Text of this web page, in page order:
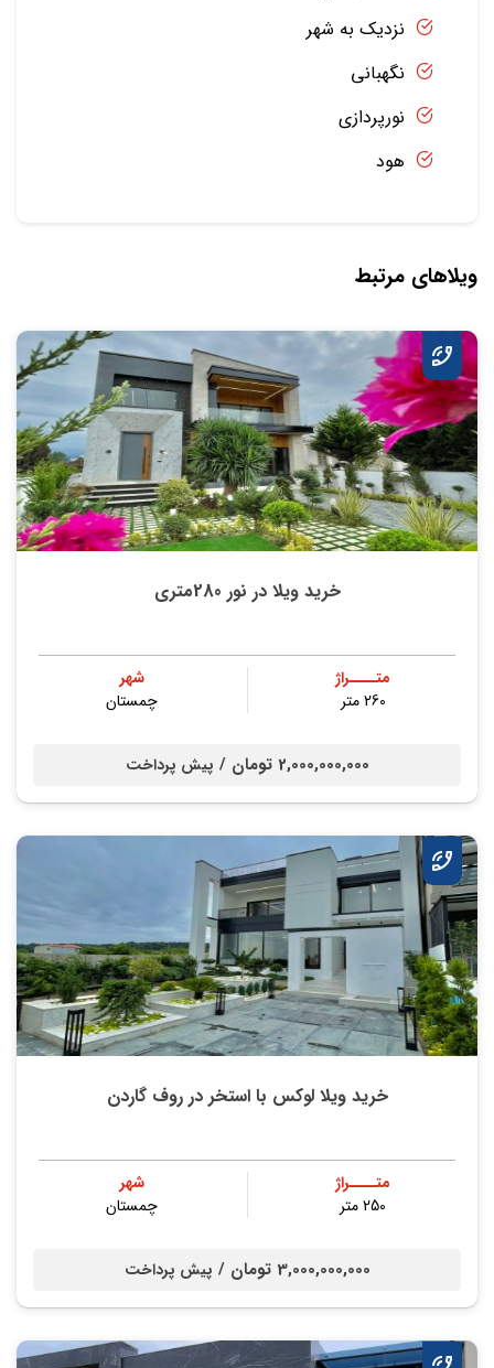
نزدیک به شهر
نگهبانی
نورپردازی
هود
ویلاهای مرتبط
خرید ویلا در نور 280متری
متــــراژ
260 متر
شهر
چمستان
2,000,000,000 تومان / پیش پرداخت
خرید ویلا لوکس با استخر در روف گاردن
متــــراژ
250 متر
شهر
چمستان
3,000,000,000 تومان / پیش پرداخت